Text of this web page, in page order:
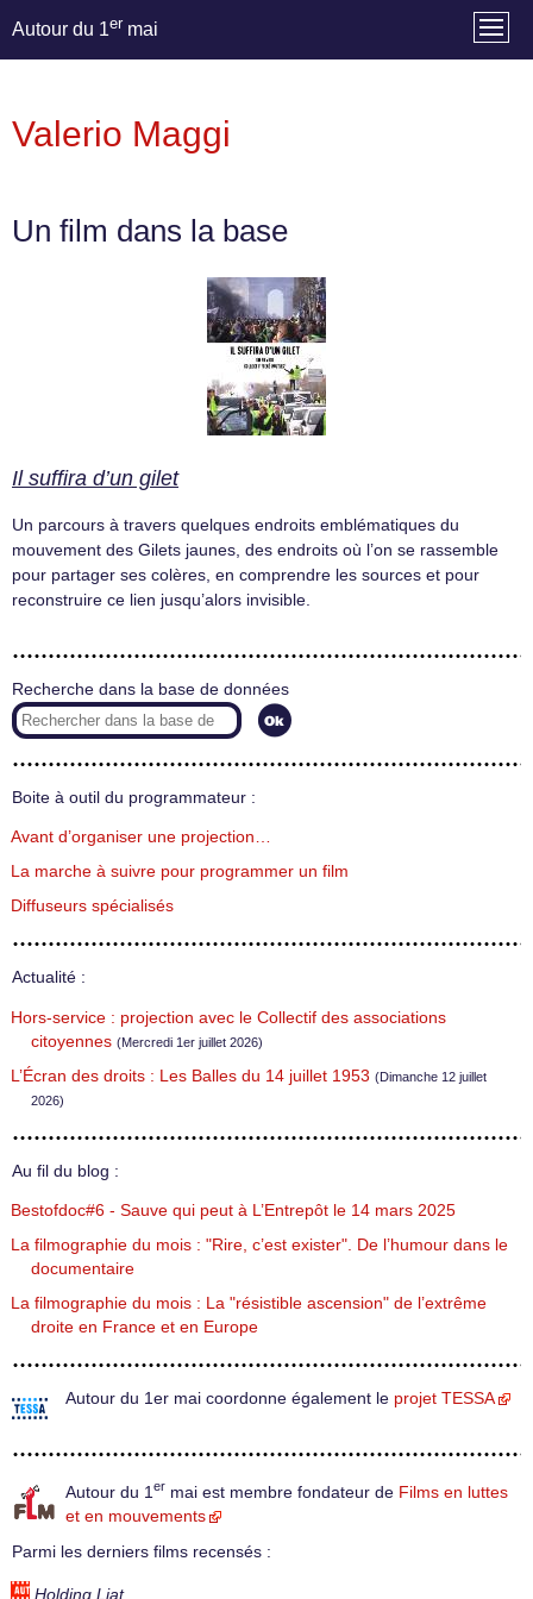
Autour du 1er mai
Valerio Maggi
Un film dans la base
Il suffira d’un gilet
Un parcours à travers quelques endroits emblématiques du
mouvement des Gilets jaunes, des endroits où l’on se rassemble
pour partager ses colères, en comprendre les sources et pour
reconstruire ce lien jusqu’alors invisible.
Recherche dans la base de données
Boite à outil du programmateur :
Avant d’organiser une projection…
La marche à suivre pour programmer un film
Diffuseurs spécialisés
Actualité :
Hors-service : projection avec le Collectif des associations
citoyennes (Mercredi 1er juillet 2026)
L’Écran des droits : Les Balles du 14 juillet 1953 (Dimanche 12 juillet
2026)
Au fil du blog :
Bestofdoc#6 - Sauve qui peut à L’Entrepôt le 14 mars 2025
La filmographie du mois : "Rire, c’est exister". De l’humour dans le
documentaire
La filmographie du mois : La "résistible ascension" de l’extrême
droite en France et en Europe
Autour du 1er mai coordonne également le projet TESSA
Autour du 1 er mai est membre fondateur de Films en luttes
et en mouvements
Parmi les derniers films recensés :
Holding Liat